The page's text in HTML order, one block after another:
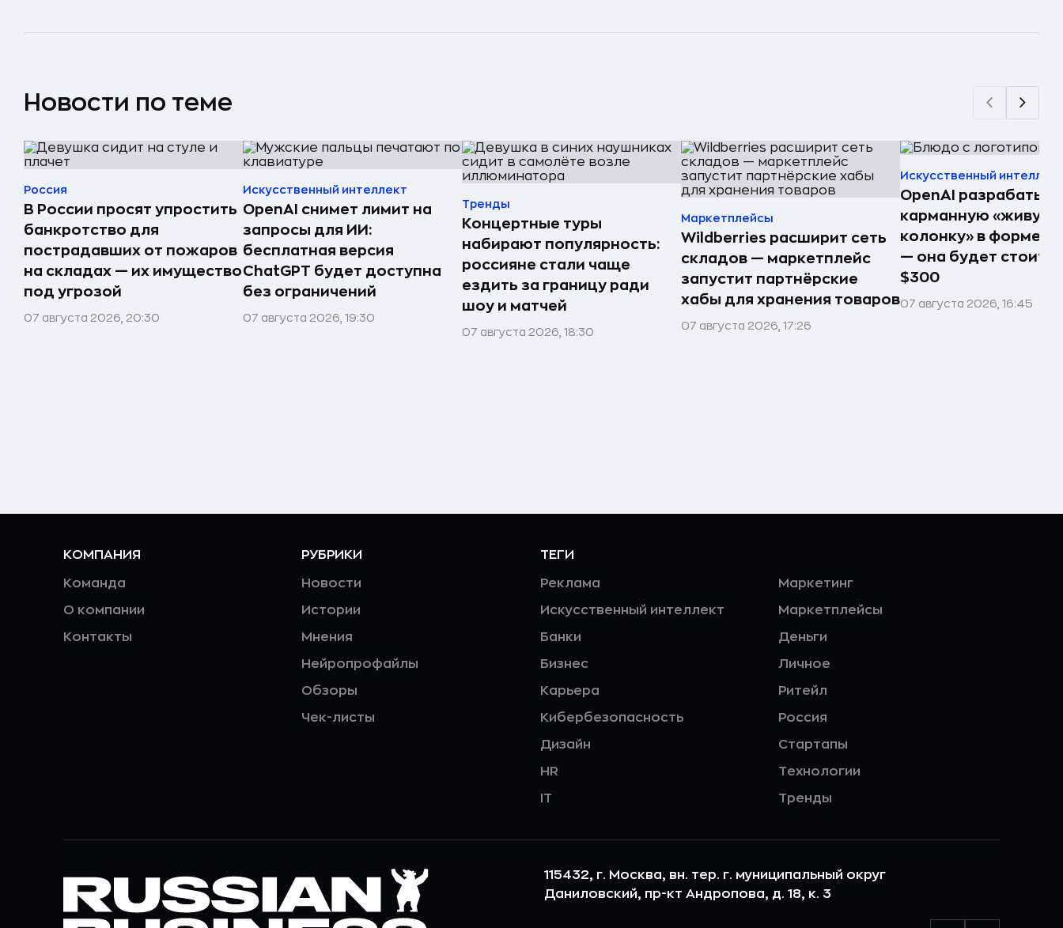
Новости по теме
Россия
В России просят упростить
банкротство для
пострадавших от пожаров
на складах — их имущество
под угрозой
07 августа 2026, 20:30
Искусственный интеллект
OpenAI снимет лимит на
запросы для ИИ:
бесплатная версия
ChatGPT будет доступна
без ограничений
07 августа 2026, 19:30
Тренды
Концертные туры
набирают популярность:
россияне стали чаще
ездить за границу ради
шоу и матчей
07 августа 2026, 18:30
Маркетплейсы
Wildberries расширит сеть
складов — маркетплейс
запустит партнёрские
хабы для хранения товаров
07 августа 2026, 17:26
Искусственный
OpenAI
карманную «живую
колонку» в форме
— она будет стоить
$300
07 августа 2026, 16:45
КОМПАНИЯ
Команда
О компании
Контакты
РУБРИКИ
Новости
Истории
Мнения
Нейропрофайлы
Обзоры
Чек-листы
ТЕГИ
Реклама
Искусственный интеллект
Банки
Бизнес
Карьера
Кибербезопасность
Дизайн
HR
IT
Маркетинг
Маркетплейсы
Деньги
Личное
Ритейл
Россия
Стартапы
Технологии
Тренды
115432, г. Москва, вн. тер. г. муниципальный округ
Даниловский, пр-кт Андропова, д. 18, к. 3